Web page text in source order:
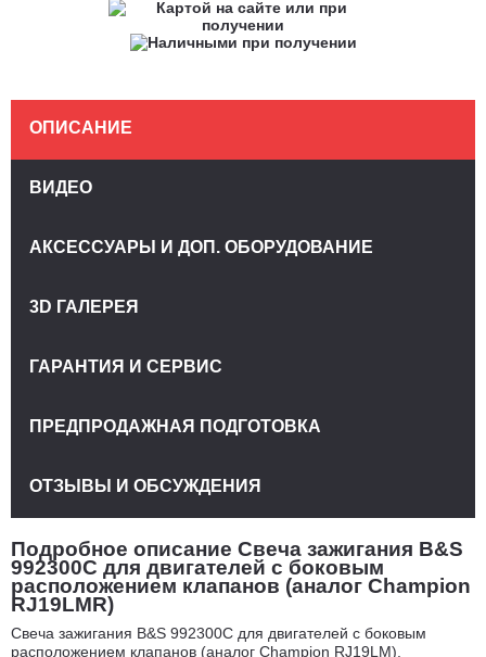
Подробное описание Свеча зажигания B&S
992300C для двигателей с боковым
расположением клапанов (аналог Champion
RJ19LMR)
Свеча зажигания B&S 992300C для двигателей с боковым
расположением клапанов (аналог Champion RJ19LM).
ОПИСАНИЕ
ВИДЕО
АКСЕССУАРЫ И ДОП. ОБОРУДОВАНИЕ
3D ГАЛЕРЕЯ
ГАРАНТИЯ И СЕРВИС
ПРЕДПРОДАЖНАЯ ПОДГОТОВКА
ОТЗЫВЫ И ОБСУЖДЕНИЯ